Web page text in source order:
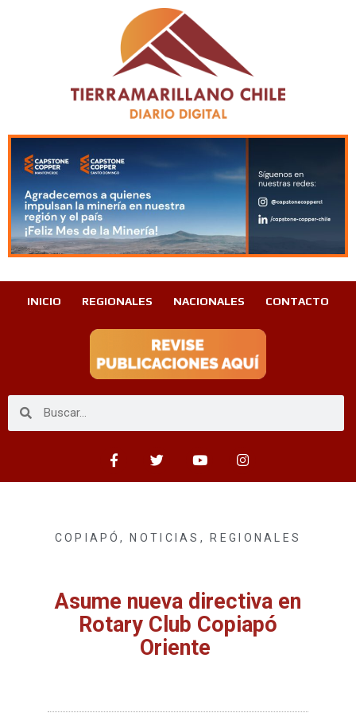
INICIO REGIONALES NACIONALES CONTACTO
COPIAPÓ ,NOTICIAS ,REGIONALES
Asume nueva directiva en
Rotary Club Copiapó
Oriente